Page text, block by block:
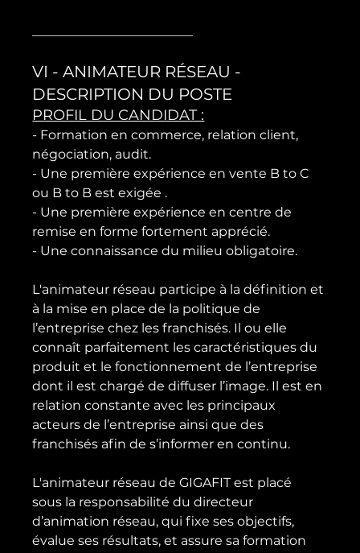
VI - ANIMATEUR RÉSEAU -
DESCRIPTION DU POSTE
PROFIL DU CANDIDAT :
- Formation en commerce, relation client,
négociation, audit.
- Une première expérience en vente B to C
ou B to B est exigée .
- Une première expérience en centre de
remise en forme fortement apprécié.
- Une connaissance du milieu obligatoire.
L'animateur réseau participe à la définition et
à la mise en place de la politique de
l’entreprise chez les franchisés. Il ou elle
connaît parfaitement les caractéristiques du
produit et le fonctionnement de l’entreprise
dont il est chargé de diffuser l’image. Il est en
relation constante avec les principaux
acteurs de l’entreprise ainsi que des
franchisés afin de s’informer en continu.
L'animateur réseau de GIGAFIT est placé
sous la responsabilité du directeur
d’animation réseau, qui fixe ses objectifs,
évalue ses résultats, et assure sa formation